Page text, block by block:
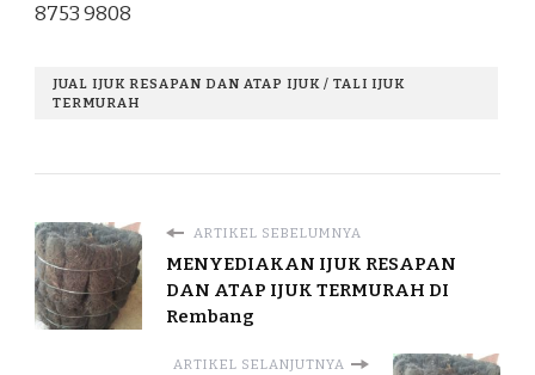
8753 9808
JUAL IJUK RESAPAN DAN ATAP IJUK / TALI IJUK
TERMURAH
ARTIKEL SEBELUMNYA
MENYEDIAKAN IJUK RESAPAN
DAN ATAP IJUK TERMURAH DI
Rembang
ARTIKEL SELANJUTNYA